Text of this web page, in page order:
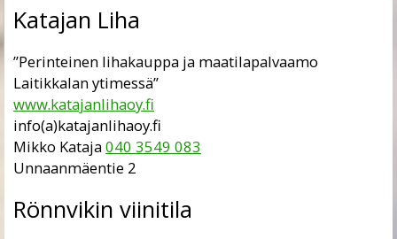
Katajan Liha
”Perinteinen lihakauppa ja maatilapalvaamo
Laitikkalan ytimessä”
www.katajanlihaoy.fi
info(a)katajanlihaoy.fi
Mikko Kataja040 3549 083
Unnaanmäentie 2
Rönnvikin viinitila